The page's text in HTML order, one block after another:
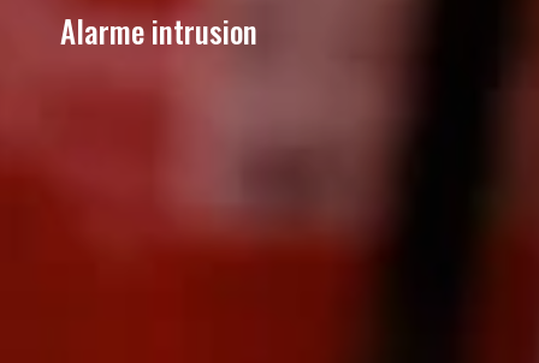
Alarme intrusion